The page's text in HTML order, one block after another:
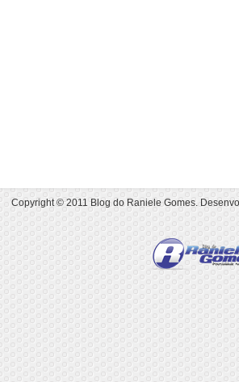
Copyright © 2011Blog do Raniele Gomes.